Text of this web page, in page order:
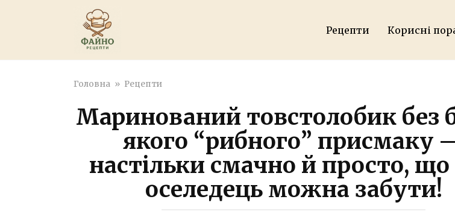
Рецепти Корисні
Головна » Рецепти
Маринований товстолобик без
якого “рибного” присмаку
настільки смачно й просто,
оселедець можна забути!